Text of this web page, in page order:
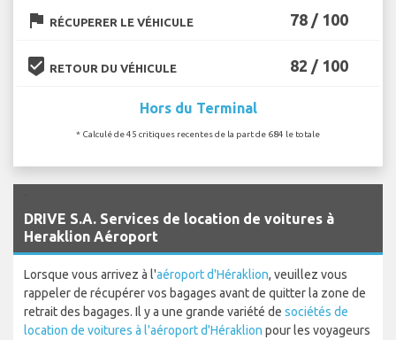
flag RÉCUPERER LE VÉHICULE 78 / 100
beenhere RETOUR DU VÉHICULE 82 / 100
Hors du Terminal
* Calculé de 45 critiques recentes de la part de 684 le totale
DRIVE S.A. Services de location de voitures à
Heraklion Aéroport
Lorsque vous arrivez à l'aéroport d'Héraklion, veuillez vous
rappeler de récupérer vos bagages avant de quitter la zone de
retrait des bagages. Il y a une grande variété de sociétés de
location de voitures à l'aéroport d'Héraklion pour les voyageurs